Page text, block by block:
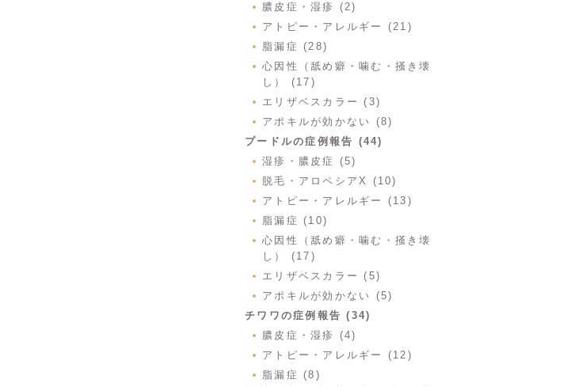
膿皮症・湿疹 (2)
アトピー・アレルギー (21)
脂漏症 (28)
心因性（舐め癖・噛む・掻き壊
し） (17)
エリザベスカラー (3)
アポキルが効かない (8)
プードルの症例報告 (44)
湿疹・膿皮症 (5)
脱毛・アロペシアX (10)
アトピー・アレルギー (13)
脂漏症 (10)
心因性（舐め癖・噛む・掻き壊
し） (17)
エリザベスカラー (5)
アポキルが効かない (5)
チワワの症例報告 (34)
膿皮症・湿疹 (4)
アトピー・アレルギー (12)
脂漏症 (8)